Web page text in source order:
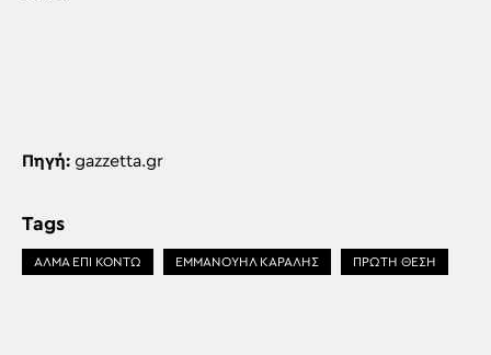
Πηγή: gazzetta.gr
Tags
ΑΛΜΑ ΕΠΙ ΚΟΝΤΩ ΕΜΜΑΝΟΥΗΛ ΚΑΡΑΛΗΣ ΠΡΏΤΗ ΘΈΣΗ